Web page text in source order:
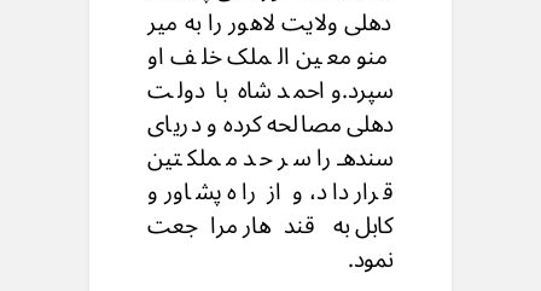
دهلی ولایت لاهور را به میر
منو معین الملک خلف او
سپرد.و احمد شاه با دولت
دهلی مصالحه کرده و دریای
سندهـ را سر حد مملکتین
قرار داد، و از راه پشاور و
کابل به قندهار مراجعت
نمود.